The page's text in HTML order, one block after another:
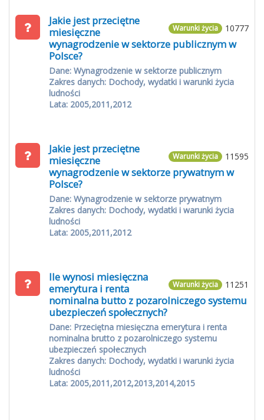
10777
Warunki życia
Jakie jest przeciętne
miesięczne
wynagrodzenie w sektorze publicznym w
Polsce?
Dane: Wynagrodzenie w sektorze publicznym
Zakres danych: Dochody, wydatki i warunki życia
ludności
Lata: 2005,2011,2012
11595
Warunki życia
Jakie jest przeciętne
miesięczne
wynagrodzenie w sektorze prywatnym w
Polsce?
Dane: Wynagrodzenie w sektorze prywatnym
Zakres danych: Dochody, wydatki i warunki życia
ludności
Lata: 2005,2011,2012
11251
Warunki życia
Ile wynosi miesięczna
emerytura i renta
nominalna butto z pozarolniczego systemu
ubezpieczeń społecznych?
Dane: Przeciętna miesięczna emerytura i renta
nominalna brutto z pozarolniczego systemu
ubezpieczeń społecznych
Zakres danych: Dochody, wydatki i warunki życia
ludności
Lata: 2005,2011,2012,2013,2014,2015